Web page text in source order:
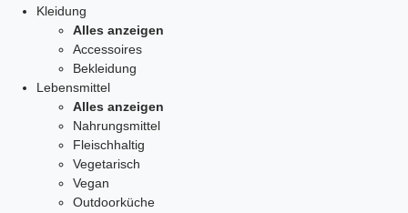
Kleidung
Alles anzeigen
Accessoires
Bekleidung
Lebensmittel
Alles anzeigen
Nahrungsmittel
Fleischhaltig
Vegetarisch
Vegan
Outdoorküche